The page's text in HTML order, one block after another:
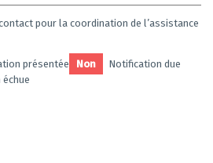
pour la coordination de l’assistance
présentée Non
Notification due